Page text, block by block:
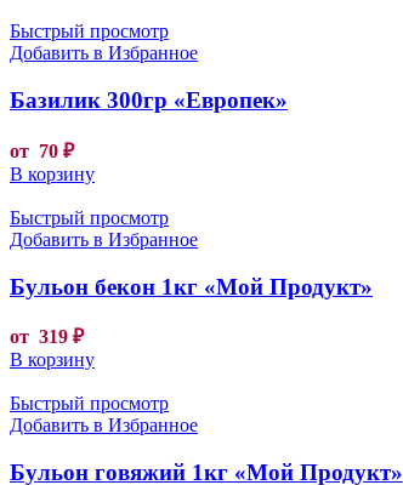
Быстрый просмотр
Добавить в Избранное
Базилик 300гр «Европек»
от 70 ₽
В корзину
Быстрый просмотр
Добавить в Избранное
Бульон бекон 1кг «Мой Продукт»
от 319 ₽
В корзину
Быстрый просмотр
Добавить в Избранное
Бульон говяжий 1кг «Мой Продукт»